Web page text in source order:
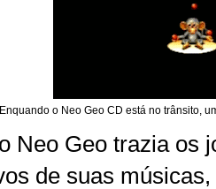
Enquando o Neo Geo CD está no trânsito,
Neo Geo trazia os
de suas